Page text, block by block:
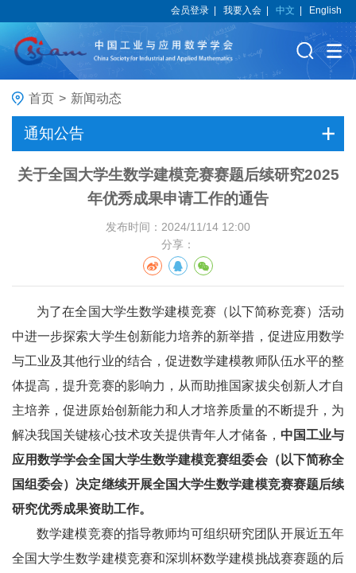
会员登录 |我要入会 |中文 English
首页 > 新闻动态
通知公告
关于全国大学生数学建模竞赛赛题后续研究2025
年优秀成果申请工作的通告
发布时间：2024/11/14 12:00
分享：
为了在全国大学生数学建模竞赛（以下简称竞赛）活动
中进一步探索大学生创新能力培养的新举措，促进应用数学
与工业及其他行业的结合，促进数学建模教师队伍水平的整
体提高，提升竞赛的影响力，从而助推国家拔尖创新人才自
主培养，促进原始创新能力和人才培养质量的不断提升，为
解决我国关键核心技术攻关提供青年人才储备， 中国工业与
应用数学学会全国大学生数学建模竞赛组委会（以下简称全
国组委会）决定继续开展全国大学生数学建模竞赛赛题后续
研究优秀成果资助工作。
数学建模竞赛的指导教师均可组织研究团队开展近五年
全国大学生数学建模竞赛和深圳杯数学建模挑战赛赛题的后